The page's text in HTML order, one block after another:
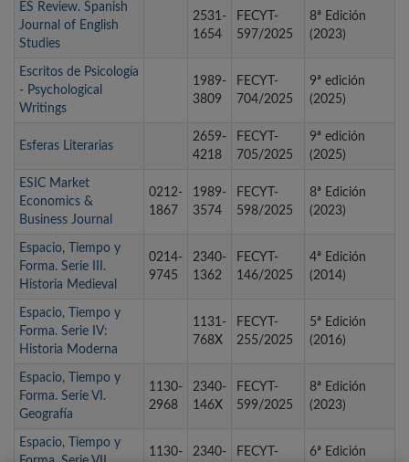
ES Review. Spanish
Journal of English
Studies
2531-
1654
FECYT-
597/2025
8ª Edición
(2023)
Escritos de Psicología
- Psychological
Writings
1989-
3809
FECYT-
704/2025
9ª edición
(2025)
Esferas Literarias
2659-
4218
FECYT-
705/2025
9ª edición
(2025)
ESIC Market
Economics &
Business Journal
0212-
1867
1989-
3574
FECYT-
598/2025
8ª Edición
(2023)
Espacio, Tiempo y
Forma. Serie III.
Historia Medieval
0214-
9745
2340-
1362
FECYT-
146/2025
4ª Edición
(2014)
Espacio, Tiempo y
Forma. Serie IV:
Historia Moderna
1131-
768X
FECYT-
255/2025
5ª Edición
(2016)
Espacio, Tiempo y
Forma. Serie VI.
Geografía
1130-
2968
2340-
146X
FECYT-
599/2025
8ª Edición
(2023)
Espacio, Tiempo y
1130-
2340-
FECYT-
6ª Edición